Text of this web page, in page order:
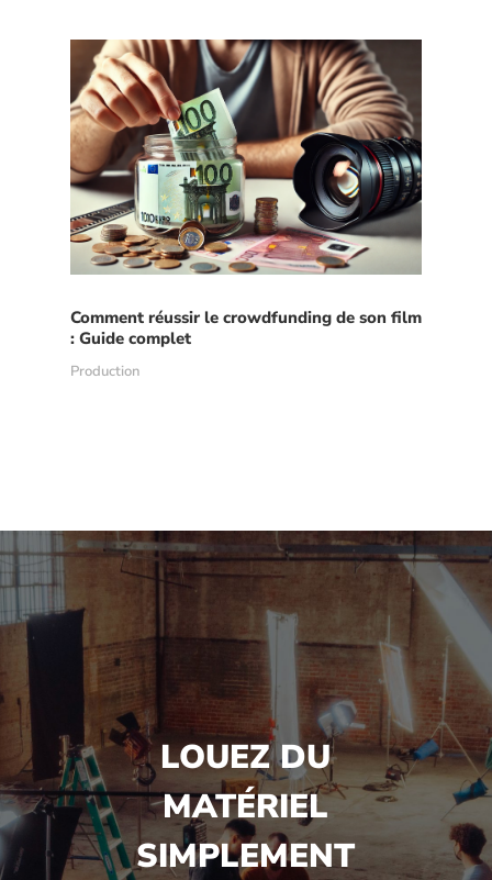
Comment réussir le crowdfunding de son film
: Guide complet
Production
LOUEZ DU
MATÉRIEL
SIMPLEMENT